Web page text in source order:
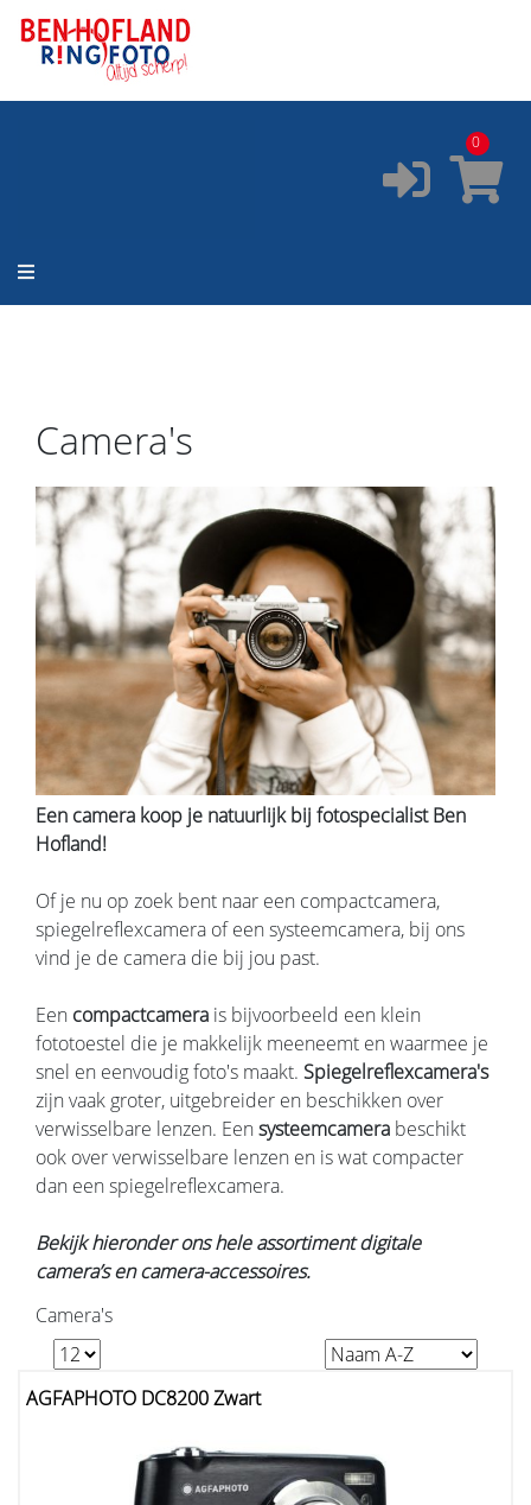
Printservice
Fotocursus✔️Occasions
0
Camera's
Een camera koop je natuurlijk bij fotospecialist Ben
Hofland!
Of je nu op zoek bent naar een compactcamera,
spiegelreflexcamera of een systeemcamera, bij ons
vind je de camera die bij jou past.
Een compactcamera is bijvoorbeeld een klein
fototoestel die je makkelijk meeneemt en waarmee je
snel en eenvoudig foto's maakt. Spiegelreflexcamera's
zijn vaak groter, uitgebreider en beschikken over
verwisselbare lenzen. Eensysteemcamera beschikt
ook over verwisselbare lenzen en is wat compacter
dan een spiegelreflexcamera.
Bekijk hieronder ons hele assortiment digitale
camera’s en camera-accessoires.
Camera's
AGFAPHOTO DC8200 Zwart